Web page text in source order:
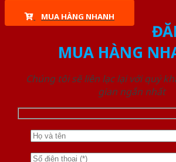
MUA HÀNG NHANH
MUA HÀNG
Chúng tôi sẽ liên lạc lại với quý
gian ngắn nhất